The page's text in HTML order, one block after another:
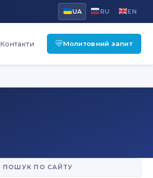
UA RU EN
Контакти Молитовний запит
ПОШУК ПО САЙТУ